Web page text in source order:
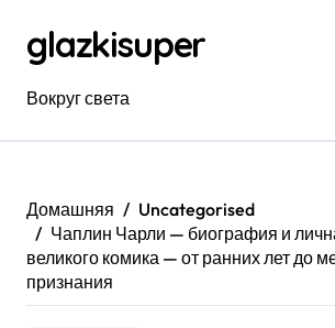
содержанию
glazkisuper
Вокруг света
Домашняя
Uncategorised
Чаплин Чарли — биография и
великого комика — от ранних лет до
признания